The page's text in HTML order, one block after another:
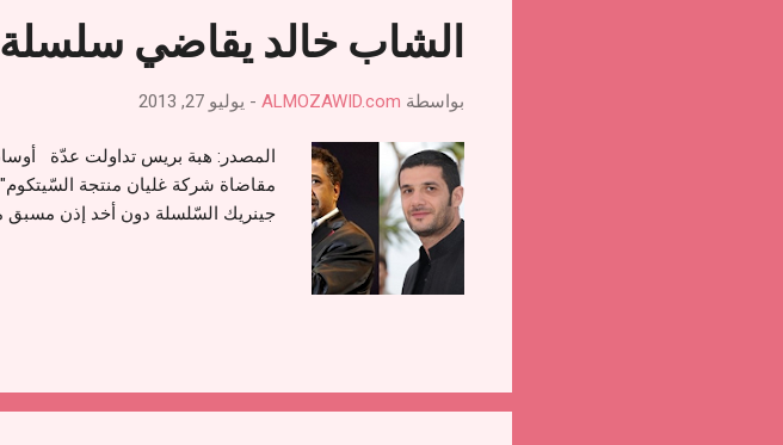
الشاب خالد يقاضي سلسلة
بواسطة ALMOZAWID.com
- يوليو 27, 2013
المصدر: هبة بريس تداولت عدّة
مقاضاة شركة غليان منتجة السّيتكوم"
جينريك السّلسلة دون أخد إذن مسبق